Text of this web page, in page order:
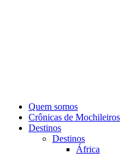
Quem somos
Crônicas de Mochileiros
Destinos
Destinos
África